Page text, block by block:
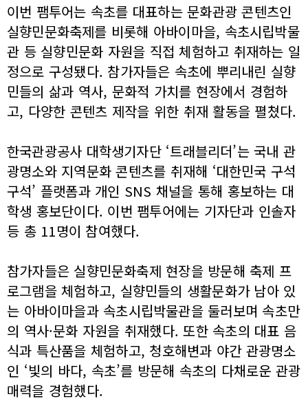
이번 팸투어는 속초를 대표하는 문화관광 콘텐츠인
실향민문화축제를 비롯해 아바이마을, 속초시립박물
관 등 실향민문화 자원을 직접 체험하고 취재하는 일
정으로 구성됐다. 참가자들은 속초에 뿌리내린 실향
민들의 삶과 역사, 문화적 가치를 현장에서 경험하
고, 다양한 콘텐츠 제작을 위한 취재 활동을 펼쳤다.
한국관광공사 대학생기자단 ‘트래블리더’는 국내 관
광명소와 지역문화 콘텐츠를 취재해 ‘대한민국 구석
구석’ 플랫폼과 개인 SNS 채널을 통해 홍보하는 대
학생 홍보단이다. 이번 팸투어에는 기자단과 인솔자
등 총 11명이 참여했다.
참가자들은 실향민문화축제 현장을 방문해 축제 프
로그램을 체험하고, 실향민들의 생활문화가 남아 있
는 아바이마을과 속초시립박물관을 둘러보며 속초만
의 역사·문화 자원을 취재했다. 또한 속초의 대표 음
식과 특산품을 체험하고, 청호해변과 야간 관광명소
인 ‘빛의 바다, 속초’를 방문해 속초의 다채로운 관광
매력을 경험했다.